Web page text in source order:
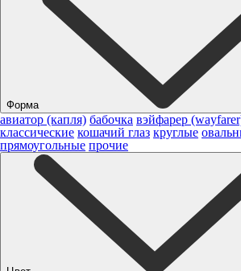
Форма
авиатор (капля) бабочка вэйфарер
классические кошачий глаз круглые
прямоугольные прочие